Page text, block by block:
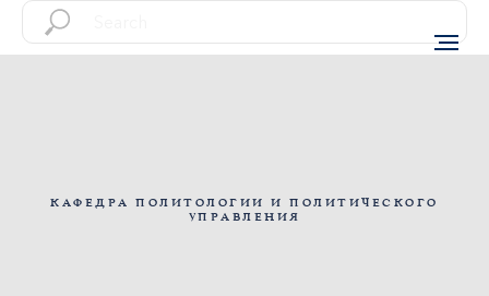
КАФЕДРА ПОЛИТОЛОГИИ И ПОЛИТИЧЕСКОГО
УПРАВЛЕНИЯ